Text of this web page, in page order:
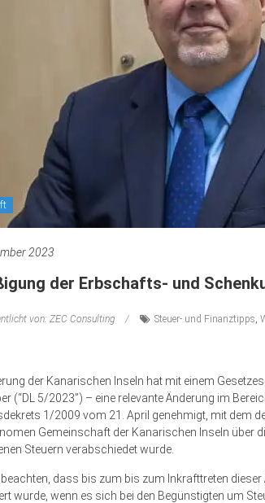
2023
der Erbschafts- und
von: ZEC Consulting Steuer- und Finanztipps,
der Kanarischen Inseln hat mit einem
(“DL 5/2023”) – eine relevante Änderung im
1/2009 vom 21. April genehmigt, mit dem
Gemeinschaft der Kanarischen Inseln über
Steuern verabschiedet wurde.
beachten, dass bis zum bis zum Inkrafttreten
wurde, wenn es sich bei den Begünstigten um